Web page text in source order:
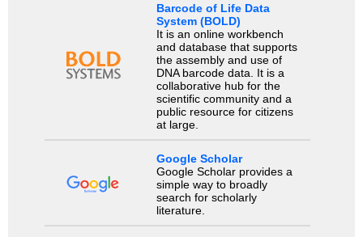
Barcode of Life Data
System (BOLD)
It is an online workbench
and database that supports
the assembly and use of
DNA barcode data. It is a
collaborative hub for the
scientific community and a
public resource for citizens
at large.
Google Scholar
Google Scholar provides a
simple way to broadly
search for scholarly
literature.